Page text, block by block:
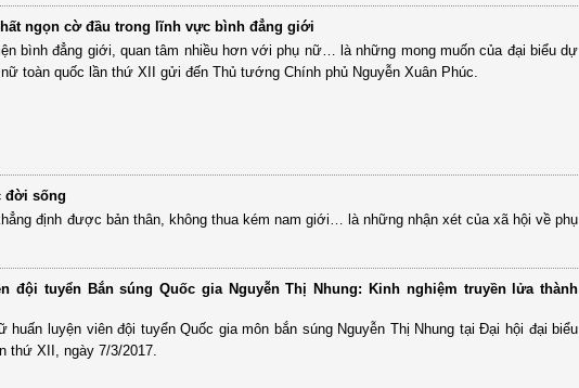
ngọn cờ đầu trong lĩnh vực bình đẳng giới
bình đẳng giới, quan tâm nhiều hơn với phụ nữ… là những mong muốn của đại biểu dự
toàn quốc lần thứ XII gửi đến Thủ tướng Chính phủ Nguyễn Xuân Phúc.
đời sống
định được bản thân, không thua kém nam giới… là những nhận xét của xã hội về phụ
đội tuyển Bắn súng Quốc gia Nguyễn Thị Nhung: Kinh nghiệm truyền lửa thành
huấn luyện viên đội tuyển Quốc gia môn bắn súng Nguyễn Thị Nhung tại Đại hội đại biểu
thứ XII, ngày 7/3/2017.